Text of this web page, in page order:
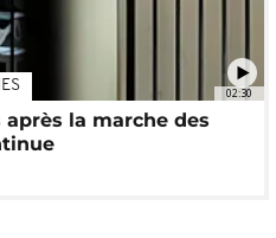
02:30
la marche des